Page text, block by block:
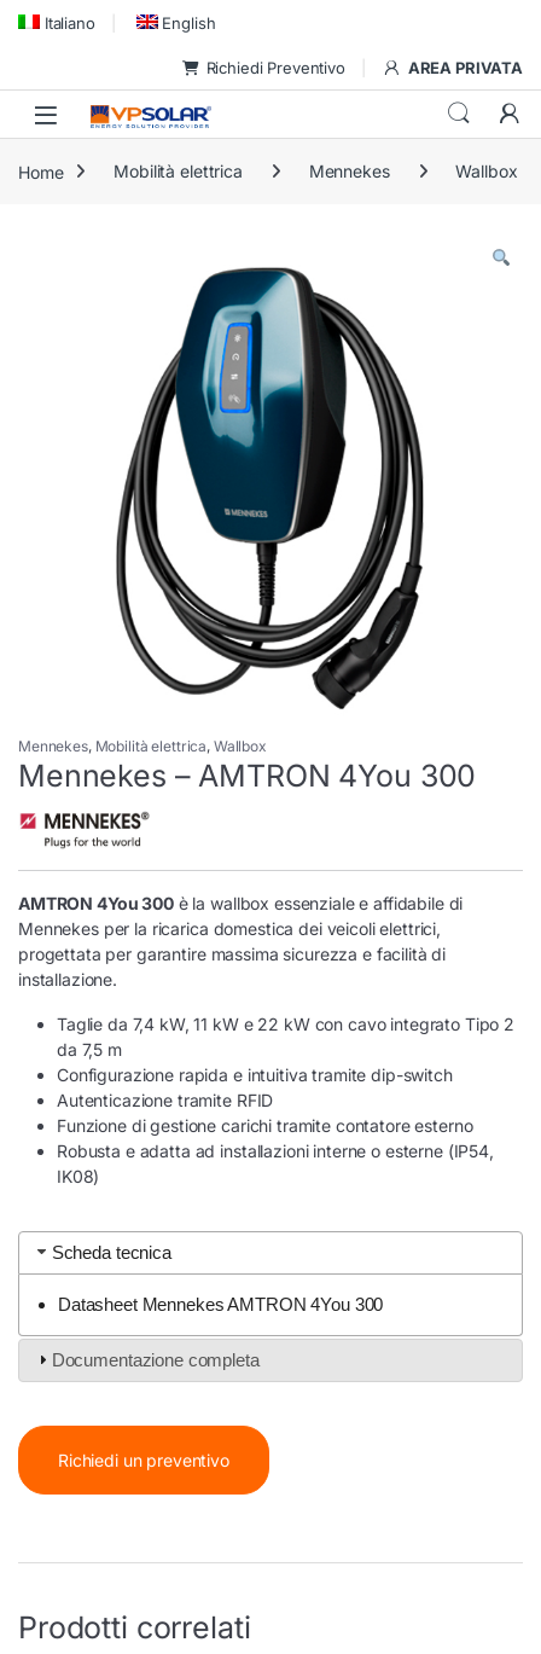
Skip to navigation
Skip to content
Italiano English
Richiedi Preventivo AREA PRIVATA
Home Mobilità elettrica Mennekes Wallbox
Mennekes, Mobilità elettrica, Wallbox
Mennekes – AMTRON 4You 300
AMTRON 4You 300è la wallbox essenziale e affidabile di
Mennekes per la ricarica domestica dei veicoli elettrici,
progettata per garantire massima sicurezza e facilità di
installazione.
Taglie da 7,4 kW, 11 kW e 22 kW con cavo integrato Tipo 2
da 7,5 m
Configurazione rapida e intuitiva tramite dip-switch
Autenticazione tramite RFID
Funzione di gestione carichi tramite contatore esterno
Robusta e adatta ad installazioni interne o esterne (IP54,
IK08)
Scheda tecnica
Datasheet Mennekes AMTRON 4You 300
Documentazione completa
Richiedi un preventivo
Prodotti correlati